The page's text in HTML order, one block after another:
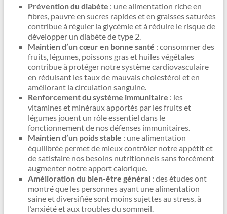
Prévention du diabète : une alimentation riche en
fibres, pauvre en sucres rapides et en graisses saturées
contribue à réguler la glycémie et à réduire le risque de
développer un diabète de type 2.
Maintien d’un cœur en bonne santé : consommer des
fruits, légumes, poissons gras et huiles végétales
contribue à protéger notre système cardiovasculaire
en réduisant les taux de mauvais cholestérol et en
améliorant la circulation sanguine.
Renforcement du système immunitaire : les
vitamines et minéraux apportés par les fruits et
légumes jouent un rôle essentiel dans le
fonctionnement de nos défenses immunitaires.
Maintien d’un poids stable : une alimentation
équilibrée permet de mieux contrôler notre appétit et
de satisfaire nos besoins nutritionnels sans forcément
augmenter notre apport calorique.
Amélioration du bien-être général: des études ont
montré que les personnes ayant une alimentation
saine et diversifiée sont moins sujettes au stress, à
l’anxiété et aux troubles du sommeil.